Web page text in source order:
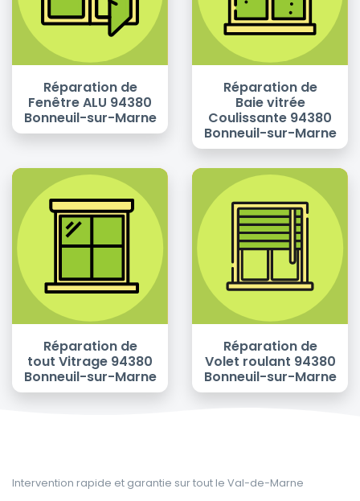
Réparation de
Fenêtre ALU 94380
Bonneuil-sur-Marne
Réparation de
Baie vitrée
Coulissante 94380
Bonneuil-sur-Marne
Réparation de
tout Vitrage 94380
Bonneuil-sur-Marne
Réparation de
Volet roulant 94380
Bonneuil-sur-Marne
Intervention rapide et garantie sur tout le Val-de-Marne